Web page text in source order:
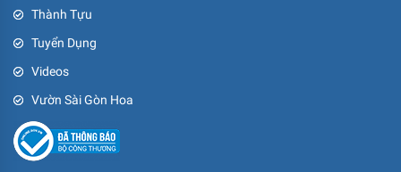
Thành Tựu
Tuyển Dụng
Videos
Vườn Sài Gòn Hoa